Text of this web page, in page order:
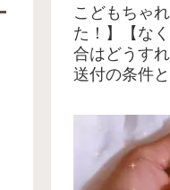
こどもちゃ
た！】【な
合はどうす
送付の条件